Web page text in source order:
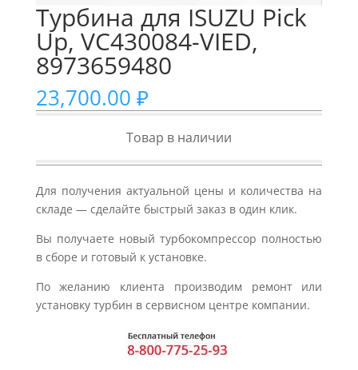
Турбина для ISUZU Pick
Up, VC430084-VIED,
8973659480
23,700.00 ₽
Товар в наличии
Для получения актуальной цены и количества на
складе — сделайте быстрый заказ в один клик.
Вы получаете новый турбокомпрессор полностью
в сборе и готовый к установке.
По желанию клиента производим ремонт или
установку турбин в сервисном центре компании.